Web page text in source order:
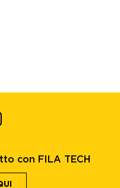
con FILA TECH